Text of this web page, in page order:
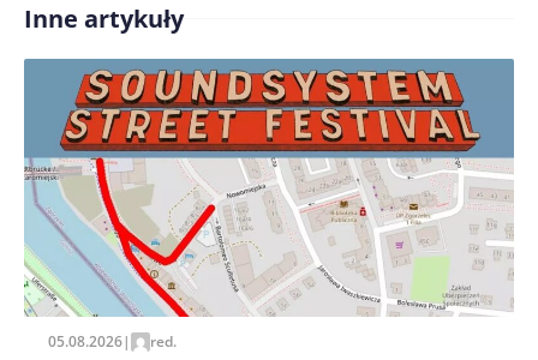
Treść komentarza*
Zapamiętaj moje dane w tej przeglądarce podczas
pisania kolejnych komentarzy.
Inne artykuły
05.08.2026| red.